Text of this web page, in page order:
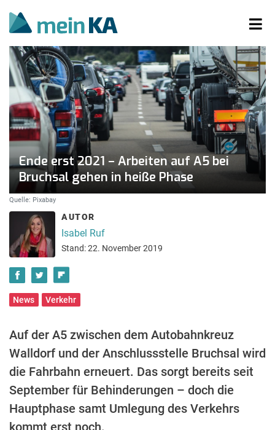
Ende erst 2021 – Arbeiten auf A5 bei
Bruchsal gehen in heiße Phase
Quelle: Pixabay
AUTOR
Isabel Ruf
Stand: 22. November 2019
News Verkehr
Auf der A5 zwischen dem Autobahnkreuz
Walldorf und der Anschlussstelle Bruchsal wird
die Fahrbahn erneuert. Das sorgt bereits seit
September für Behinderungen – doch die
Hauptphase samt Umlegung des Verkehrs
kommt erst noch.